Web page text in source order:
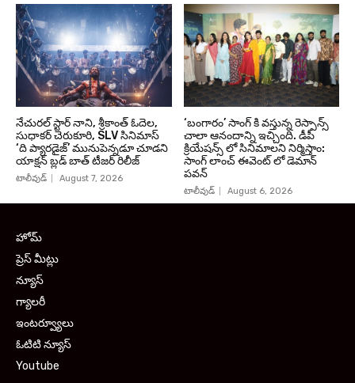
నేచురల్ స్టార్ నాని, శ్రీకాంత్ ఓదెల,
సుధాకర్ చెరుకూరి, SLV సినిమాస్
‘ది ప్యారడైజ్’ మునుపెన్నడూ చూడని
యాక్షన్ బ్లడ్ బాత్ టీజర్ రిలీజ్
టాలీవుడ్ August 7, 2026
‘బంగారం’ సాంగ్ కి వస్తున్న రెస్పాన్స్
చాలా ఆనందాన్ని ఇచ్చింది. డీపీ
క్రియేషన్స్ లో సినిమాలని నిర్మిస్తాం:
సాంగ్ లాంచ్ ఈవెంట్ లో డెమాన్
పవన్
టాలీవుడ్ August 6, 2026
హోమ్
ప్రెస్ మీట్లు
న్యూస్
గ్యాలరీ
ఇంటర్వ్యూలు
ఓటిటి న్యూస్
Youtube